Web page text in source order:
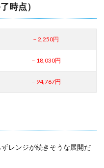
時点）
－2,250円
－18,030円
－94,767円
レンジが続きそうな展開だ